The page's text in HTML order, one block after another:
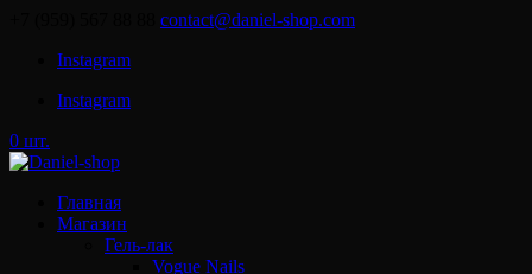
contact@daniel-shop.com
Instagram
Instagram
0 шт.
Главная
Магазин
Гель-лак
Vogue Nails